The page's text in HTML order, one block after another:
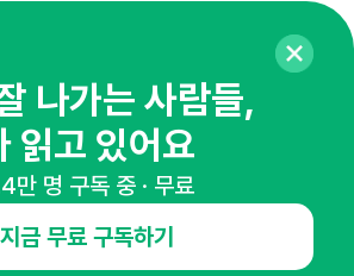
로645번길 16
경기성남-1023
나가는 사람들,
읽고 있어요
만 명 구독 중 · 무료
지금 무료 구독하기